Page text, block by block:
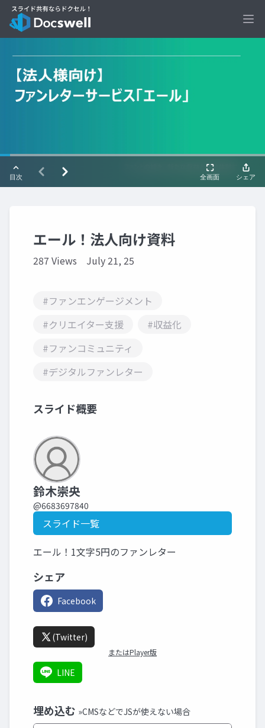
エール！法人向け資料
287 Views July 21, 25
#ファンエンゲージメント
#クリエイター支援
#収益化
#ファンコミュニティ
#デジタルファンレター
スライド概要
鈴木崇央
@6683697840
スライド一覧
エール！1文字5円のファンレター
シェア
Facebook
(Twitter)
またはPlayer版
LINE
埋め込む »CMSなどでJSが使えない場合